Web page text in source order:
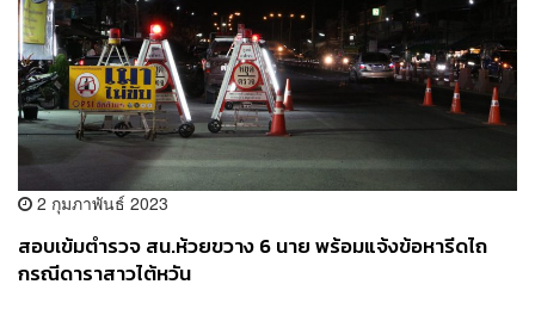
2 กุมภาพันธ์ 2023
สอบเข้มตำรวจ สน.ห้วยขวาง 6 นาย พร้อมแจ้งข้อหารีดไถ
กรณีดาราสาวไต้หวัน